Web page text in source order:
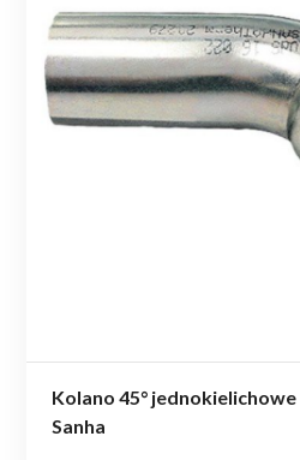
Kolano 45°
Sanha